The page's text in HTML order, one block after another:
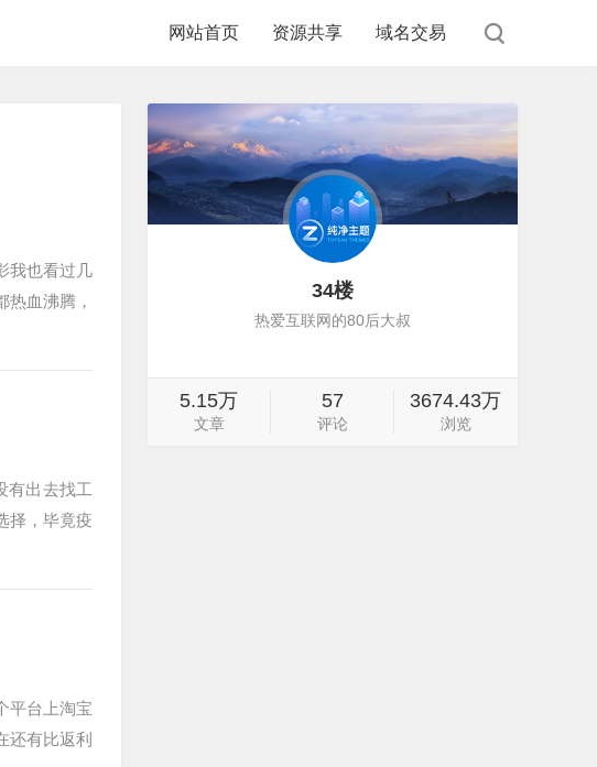
网站首页 资源共享 域名交易
我也看过几
血沸腾，
有出去找工
择，毕竟疫
平台上淘宝
还有比返利
34楼
热爱互联网的80后大叔
5.15万
文章
57
评论
3674.43万
浏览